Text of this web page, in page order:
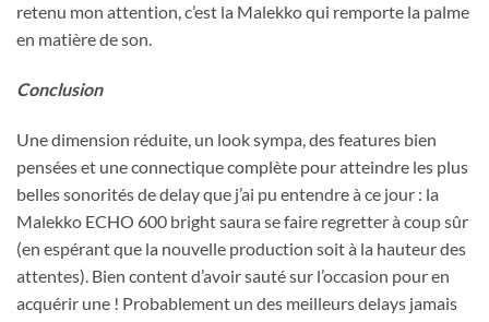
retenu mon attention, c’est la Malekko qui remporte la palme
en matière de son.
Conclusion
Une dimension réduite, un look sympa, des features bien
pensées et une connectique complète pour atteindre les plus
belles sonorités de delay que j’ai pu entendre à ce jour : la
Malekko ECHO 600 bright saura se faire regretter à coup sûr
(en espérant que la nouvelle production soit à la hauteur des
attentes). Bien content d’avoir sauté sur l’occasion pour en
acquérir une ! Probablement un des meilleurs delays jamais